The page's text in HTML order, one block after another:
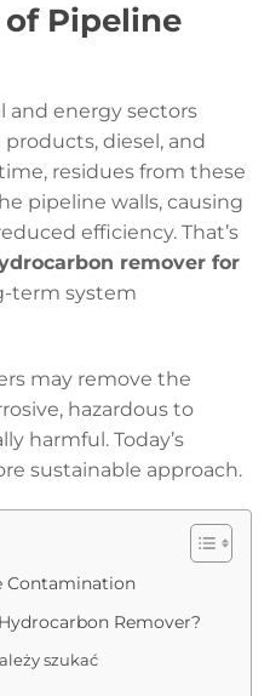
of Pipeline
and energy sectors
diesel, and
residues from these
pipeline walls, causing
efficiency. That’s
remover for
term system
may remove the
hazardous to
harmful. Today’s
sustainable approach.
Contamination
Remover?
szukać